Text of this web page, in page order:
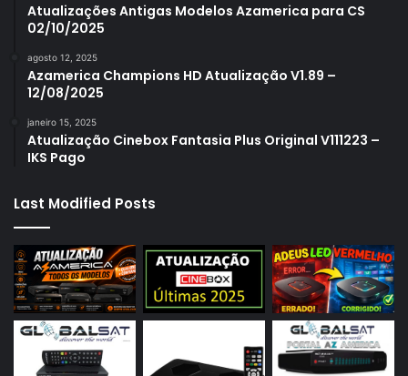
Atualizações Antigas Modelos Azamerica para CS
02/10/2025
agosto 12, 2025
Azamerica Champions HD Atualização V1.89 –
12/08/2025
janeiro 15, 2025
Atualização Cinebox Fantasia Plus Original V111223 –
IKS Pago
Last Modified Posts